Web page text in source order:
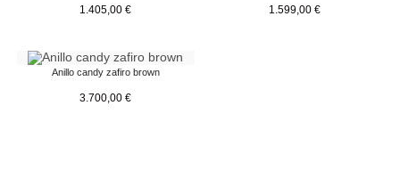
1.405,00€ 1.599,00 €
Anillo candy zafiro brown
3.700,00€